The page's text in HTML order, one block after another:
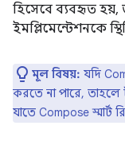
হিসেবে ব্যবহৃত হয়,
ইমপ্লিমেন্টেশনকে
মূল বিষয়: যদি
করতে না পারে, তাহলে
যাতে Compose স্মার্ট